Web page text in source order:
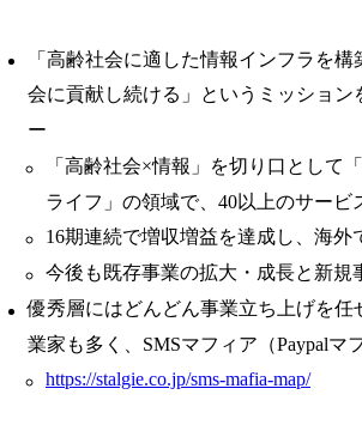
「高齢社会に適した情報インフラを
会に貢献し続ける」というミッショ
ー
「高齢社会×情報」を切り口として
ライフ」の領域で、40以上のサービ
16期連続で増収増益を達成し、海外
今後も既存事業の拡大・成長と新規
優秀層にはどんどん事業立ち上げを
業家も多く、SMSマフィア（Paypal
https://stalgie.co.jp/sms-mafia-map/